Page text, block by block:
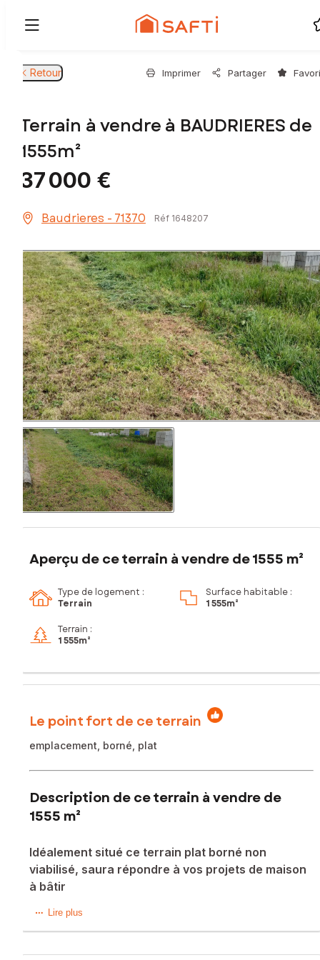
Retour Imprimer Partager
Terrain à vendre à BAUDRIERES de
1555m²
37 000 €
Baudrieres - 71370 Réf 1648207
Aperçu de ce terrain à vendre de 1555 m²
Type de logement :
Terrain
Surface habitable :
1 555m²
Terrain :
1 555m²
Le point fort de ce terrain
emplacement, borné, plat
Description de ce terrain à vendre de
1555 m²
Idéalement situé ce terrain plat borné non
viabilisé, saura répondre à vos projets de maison
à bâtir
Situé dans la charmante commune de Baudrières (71370),
Bénéficiant d'un cadre paisible et verdoyant, ce terrain plat
Lire plus